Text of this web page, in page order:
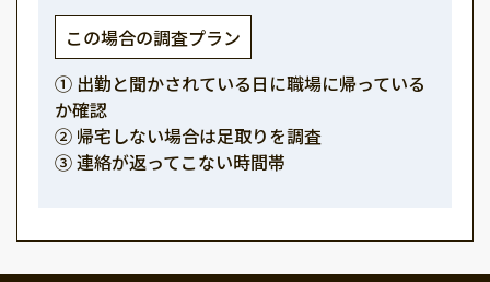
この場合の調査プラン
① 出勤と聞かされている日に職場に帰っている
か確認
② 帰宅しない場合は足取りを調査
③ 連絡が返ってこない時間帯